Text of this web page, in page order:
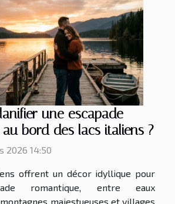
une escapade
bord des lacs italiens ?
2026 14:50
offrent un décor idyllique pour
romantique, entre eaux
majestueuses et villages